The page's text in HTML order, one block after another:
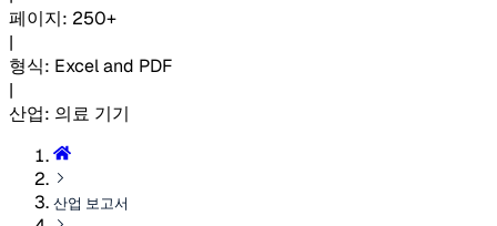
페이지: 250+
|
형식: Excel and PDF
|
산업: 의료 기기
산업 보고서